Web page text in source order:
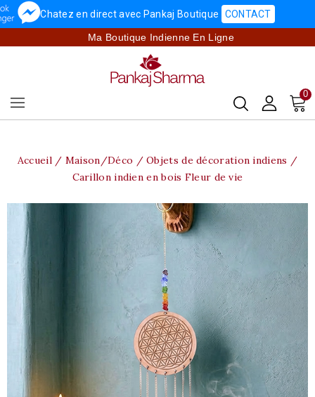
Chatez en direct avec Pankaj Boutique CONTACT
Ma Boutique Indienne En Ligne
0
Accueil Maison/Déco
Objets de décoration indiens
Carillon indien en bois Fleur de vie